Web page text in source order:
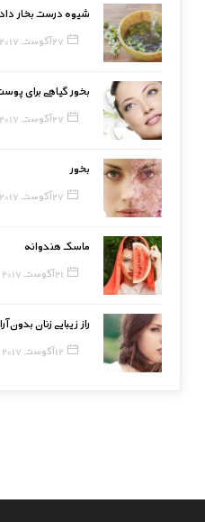
شیوه درست بخار
27 آگوست, 2017
بخور گیاهی برای
27 آگوست, 2017
بخور
27 آگوست, 2017
ماسک هندوانه
21 آگوست, 2017
راز زیبایی زنان
12 آگوست, 2017